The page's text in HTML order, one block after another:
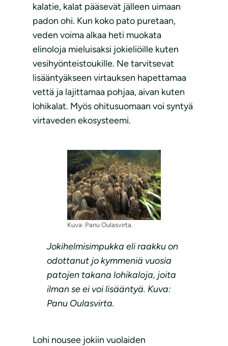
kalatie, kalat pääsevät jälleen uimaan
padon ohi. Kun koko pato puretaan,
veden voima alkaa heti muokata
elinoloja mieluisaksi jokieliöille kuten
vesihyönteistoukille. Ne tarvitsevat
lisääntyäkseen virtauksen hapettamaa
vettä ja lajittamaa pohjaa, aivan kuten
lohikalat. Myös ohitusuomaan voi syntyä
virtaveden ekosysteemi.
Kuva: Panu Oulasvirta.
Jokihelmisimpukka eli raakku on
odottanut jo kymmeniä vuosia
patojen takana lohikaloja, joita
ilman se ei voi lisääntyä. Kuva:
Panu Oulasvirta.
Lohi nousee jokiin vuolaiden